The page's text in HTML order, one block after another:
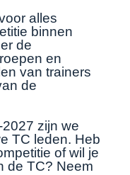
alles
binnen
de
en
van trainers
de
zijn we
TC leden. Heb
of wil je
de TC? Neem